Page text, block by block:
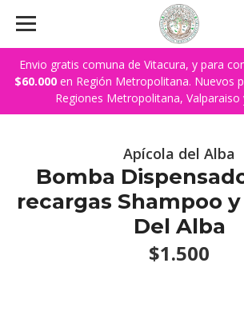
Envio gratis comuna de Vitacura, y para
$60.000 en Región Metropolitana. Nuevos
Regiones Metropolitana, Valparaiso
Apícola del Alba
Bomba
recargas Shampoo
Del Alba
$1.500